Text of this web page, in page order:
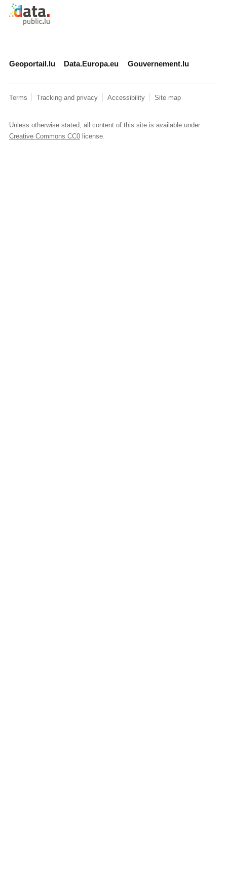
Retour à l'accueil de data.public.lu
Geoportail.lu Data.Europa.eu Gouvernement.lu
Terms Tracking and privacy Accessibility Site map
Unless otherwise stated, all content of this site is available under
Creative Commons CC0license.